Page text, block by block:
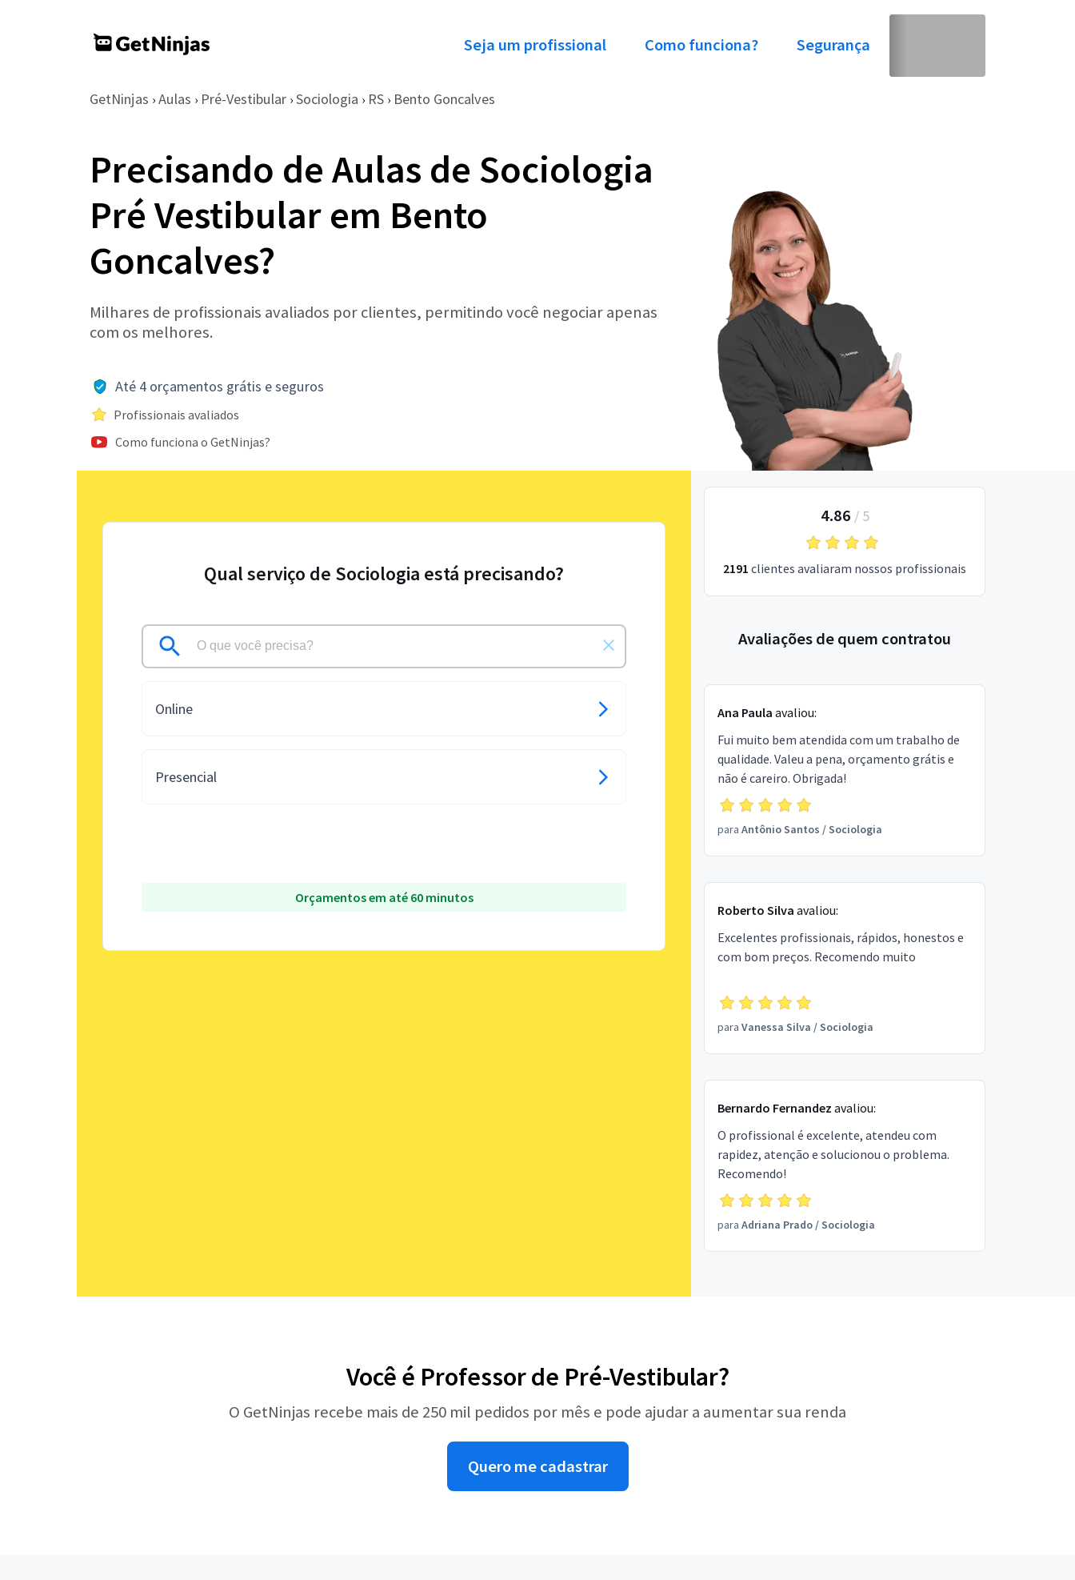
Seja um profissional Como funciona? Segurança
GetNinjas › Aulas › Pré-Vestibular › Sociologia › RS › Bento Goncalves
Precisando de Aulas de Sociologia
Pré Vestibular em Bento
Goncalves?
Milhares de profissionais avaliados por clientes, permitindo você negociar apenas
com os melhores.
Até 4 orçamentos grátis e seguros
Profissionais avaliados
Como funciona o GetNinjas?
Qual serviço de Sociologia está precisando?
Online
Presencial
Orçamentos em até 60 minutos
4.86 / 5
2191 clientes avaliaram nossos profissionais
Avaliações de quem contratou
Ana Paula avaliou:
Fui muito bem atendida com um trabalho de
qualidade. Valeu a pena, orçamento grátis e
não é careiro. Obrigada!
para Antônio Santos /Sociologia
Roberto Silva avaliou:
Excelentes profissionais, rápidos, honestos e
com bom preços. Recomendo muito
para Vanessa Silva /Sociologia
Bernardo Fernandez avaliou:
O profissional é excelente, atendeu com
rapidez, atenção e solucionou o problema.
Recomendo!
para Adriana Prado/Sociologia
Você é Professor de Pré-Vestibular?
O GetNinjas recebe mais de 250 mil pedidos por mês e pode ajudar a aumentar sua renda
Quero me cadastrar